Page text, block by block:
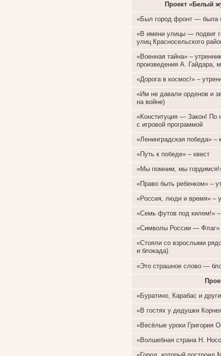
Проект «Белый
«Был город фронт — была
«В имени улицы — подвиг
улиц Красносельского
«Военная тайна» –
произведения А. Гайдара,
«Дорога в космос!» –
«Им не давали орденов и
на войне)
«Конституция — Закон! По
с игровой программой
«Ленинградская победа» –
«Путь к победе» – квест
«Мы помним, мы
«Право быть ребенком» –
«Россия, люди и время» –
«Семь футов под килем!» –
«Символы России — Флаг»
«Стояли со взрослыми
и блокада)
«Это страшное слово —
«Буратино, Карабас и
«В гостях у дедушки
«Весёлые уроки Григория
«Волшебная страна Н.